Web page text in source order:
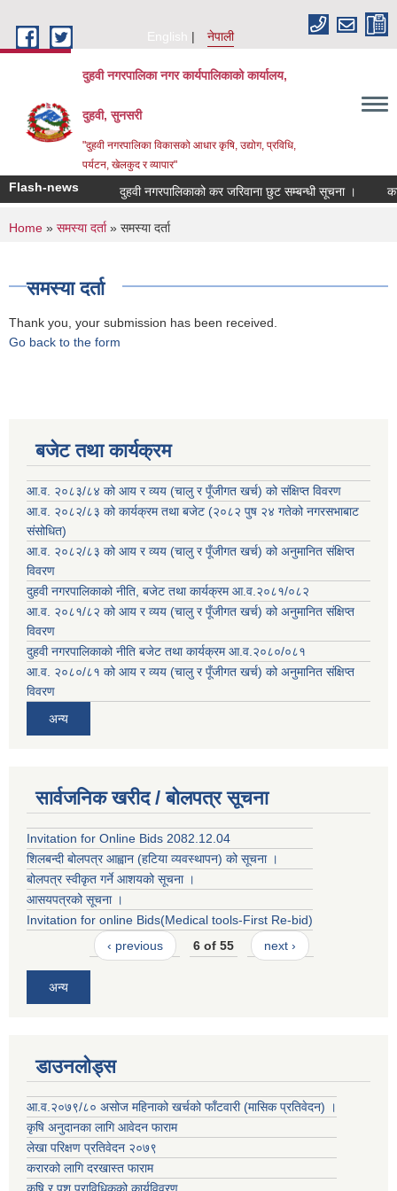
English
नेपाली
दुहवी नगरपालिका नगर कार्यपालिकाको कार्यालय,
दुहवी, सुनसरी
"दुहवी नगरपालिका विकासको आधार कृषि, उद्योग, प्रविधि,
पर्यटन, खेलकुद र व्यापार"
Flash-news दुहवी नगरपालिकाको कर जरिवाना छुट सम्बन्धी सूचना ।
You are here
Home » समस्या दर्ता» समस्या दर्ता
समस्या दर्ता
Thank you, your submission has been received.
Go back to the form
बजेट तथा कार्यक्रम
आ.व. २०८३/८४ को आय र व्यय (चालु र पूँजीगत खर्च) को संक्षिप्त विवरण
आ.व. २०८२/८३ को कार्यक्रम तथा बजेट (२०८२ पुष २४ गतेको नगरसभाबाट
संसोधित)
आ.व. २०८२/८३ को आय र व्यय (चालु र पूँजीगत खर्च) को अनुमानित संक्षिप्त
विवरण
दुहवी नगरपालिकाको नीति, बजेट तथा कार्यक्रम आ.व.२०८१/०८२
आ.व. २०८१/८२ को आय र व्यय (चालु र पूँजीगत खर्च) को अनुमानित संक्षिप्त
विवरण
दुहवी नगरपालिकाको नीति बजेट तथा कार्यक्रम आ.व.२०८०/०८१
आ.व. २०८०/८१ को आय र व्यय (चालु र पूँजीगत खर्च) को अनुमानित संक्षिप्त
विवरण
अन्य
सार्वजनिक खरीद / बोलपत्र सूचना
Invitation for Online Bids 2082.12.04
शिलबन्दी बोलपत्र आह्वान (हटिया व्यवस्थापन) को सूचना ।
बोलपत्र स्वीकृत गर्ने आशयको सूचना ।
आसयपत्रको सूचना ।
Invitation for online Bids(Medical tools-First Re-bid)
‹ previous
6 of 55 next ›
अन्य
डाउनलोड्स
आ.व.२०७९/८० असोज महिनाको खर्चको फाँटवारी (मासिक प्रतिवेदन) ।
कृषि अनुदानका लागि आवेदन फाराम
लेखा परिक्षण प्रतिवेदन २०७९
करारको लाग‍ि दरखास्त फाराम
कृषि र पशु प्राविधिकको कार्यविवरण